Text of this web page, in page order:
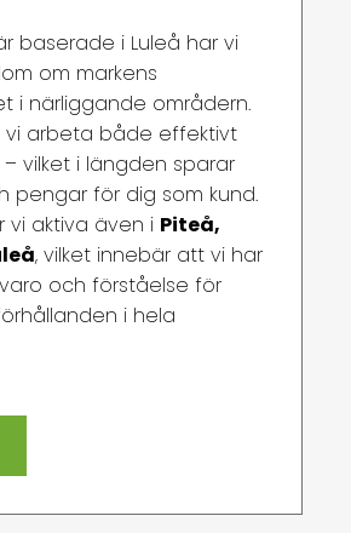
baserade i Luleå har vi
om markens
i närliggande områdern.
vi arbeta både effektivt
vilket i längden sparar
pengar för dig som kund.
vi aktiva även i Piteå,
, vilket innebär att vi har
och förståelse för
i hela